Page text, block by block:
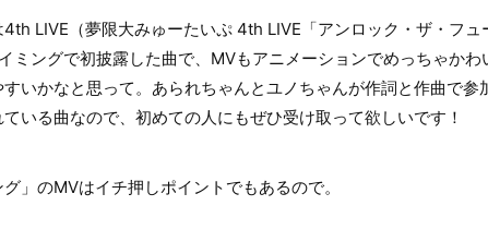
LIVE（夢限大みゅーたいぷ 4th LIVE「アンロック・ザ・フュ
ミングで初披露した曲で、MVもアニメーションでめっちゃか
いかなと思って。あられちゃんとユノちゃんが作詞と作曲で参
いる曲なので、初めての人にもぜひ受け取って欲しいです！
のMVはイチ押しポイントでもあるので。